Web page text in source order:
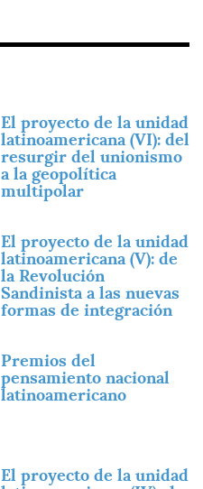
El proyecto de la unidad
latinoamericana (VI): del
resurgir del unionismo
a la geopolítica
multipolar
El proyecto de la unidad
latinoamericana (V): de
la Revolución
Sandinista a las nuevas
formas de integración
Premios del
pensamiento nacional
latinoamericano
El proyecto de la unidad